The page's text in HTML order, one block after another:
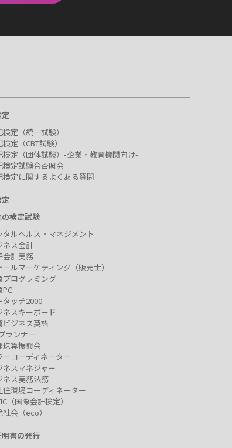
定（統一試験）
定（CBT試験）
検定（団体試験）-企業・教育機関向け-
検定試験合否照会
検定に関するよくある質問
検定試験
タルヘルス・マネジメント
ネス会計
会計実務
ールマーケティング（販売士）
プログラミング
PC
タッチ2000
ネスキーボード
ビジネス英語
ランナー
珠算振興会
ーコーディネーター
ネスマネジャー
ネス実務法務
住環境コーディネーター
（国際会計検定）
会（eco）
書の発行